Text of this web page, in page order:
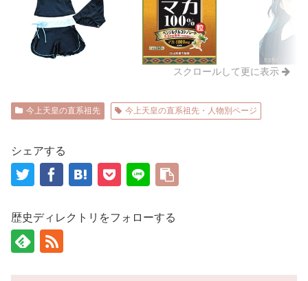
スクロールして更に表示
今上天皇の直系祖先 今上天皇の直系祖先・人物別ページ
シェアする
歴史ディレクトリをフォローする